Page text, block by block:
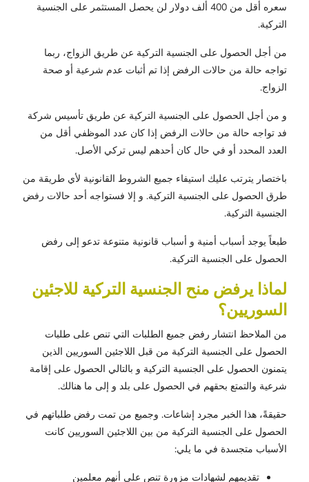
سعره أقل من 400 ألف دولار لن يحصل المستثمر على الجنسية
التركية.
من أجل الحصول على الجنسية التركية عن طريق الزواج، ربما
تواجه حالة من حالات الرفض إذا تم أثبات عدم شرعية أو صحة
الزواج.
و من أجل الحصول على الجنسية التركية عن طريق تأسيس شركة
فد تواجه حالة من حالات الرفض إذا كان عدد الموظفي أقل من
العدد المحدد أو في حال كان أحدهم ليس تركي الأصل.
باختصار يترتب عليك استيفاء جميع الشروط القانونية لأي طريقة من
طرق الحصول على الجنسية التركية. و إلا فستواجه أحد حالات رفض
الجنسية التركية.
طبعاً يوجد أسباب أمنية و أسباب قانونية متنوعة تدعو إلى رفض
الحصول على الجنسية التركية.
لماذا يرفض منح الجنسية التركية للاجئين
السوريين؟
من الملاحظ انتشار رفض جميع الطلبات التي تنص على طلبات
الحصول على الجنسية التركية من قبل اللاجئين السوريين الذين
يتمنون الحصول على الجنسية التركية و بالتالي الحصول على إقامة
شرعية والتمتع بحقهم في الحصول على بلد و إلى ما هنالك.
حقيقةً، هذا الخبر مجرد إشاعات. وجميع من تمت رفض طلباتهم في
الحصول على الجنسية التركية من بين اللاجئين السوريين كانت
الأسباب متجسدة في ما يلي:
تقديمهم لشهادات مزورة تنص على أنهم معلمين